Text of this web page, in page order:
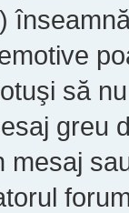
să
greu
mesaj